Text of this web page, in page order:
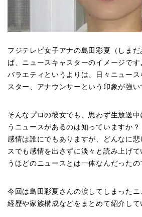
フジテレビ女子アナの島田彩夏（しまだ
ば、ニュースキャスターのイメージです
バラエティというよりは、日々ニュース
スター、アナウンサーという印象が強い
そんなプロの彼女でも、思わず生放送
うニュースがあるのは知っていますか？
感情は誰にでもありますが、どんなに
スでも感情を出さずに淡々と読み上げて
うほどのニュースとは一体なんだったの
今回は島田彩夏さんの涙してしまった
経歴や家族構成などをまとめて紹介して